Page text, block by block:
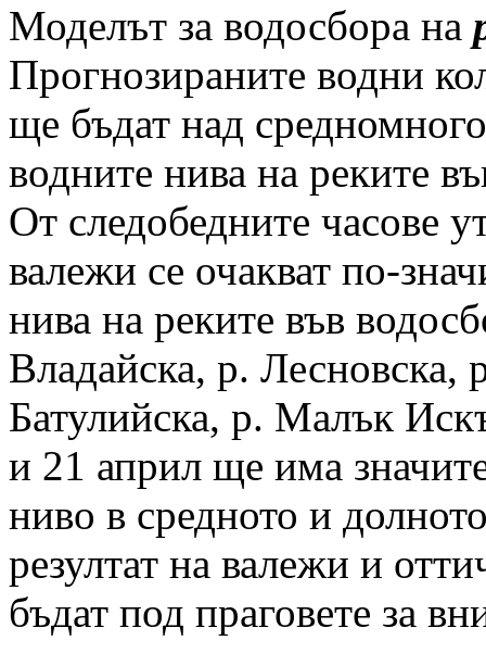
Моделът за водосбора на
Прогнозираните водни
ще бъдат над
водните нива на реките
От следобедните часове
валежи се очакват по-
нива на реките във
Владайска, р. Лесновска,
Батулийска, р. Малък
и 21 април ще има
ниво в средното и
резултат на валежи и
бъдат под праговете за